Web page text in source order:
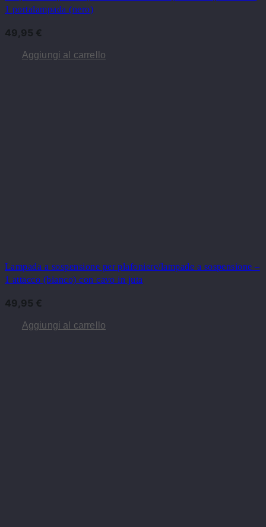
1 portalampada (nero)
49,95 €
Aggiungi al carrello
Lampada a sospensione per plafoniere/lampade a sospensione –
1 attacco (bianco) con cavo in juta
49,95 €
Aggiungi al carrello